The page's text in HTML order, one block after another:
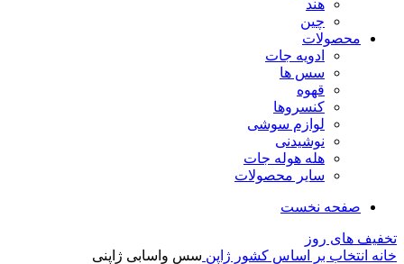
هند
چین
محصولات
ادویه جات
سس ها
قهوه
کنسروها
لوازم سوشی
نوشیدنی
هله هوله جات
سایر محصولات
صفحه نخست
تخفیف های روز
خانه انتخاب بر اساس کشور ژاپن سس واسابی ژاپنی